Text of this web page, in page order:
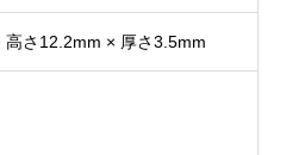
高さ12.2mm × 厚さ3.5mm